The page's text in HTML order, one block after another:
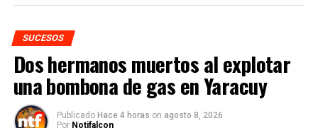
SUCESOS
Dos hermanos muertos al explotar
una bombona de gas en Yaracuy
Publicado Hace 4 horas on agosto 8, 2026
Por Notifalcon